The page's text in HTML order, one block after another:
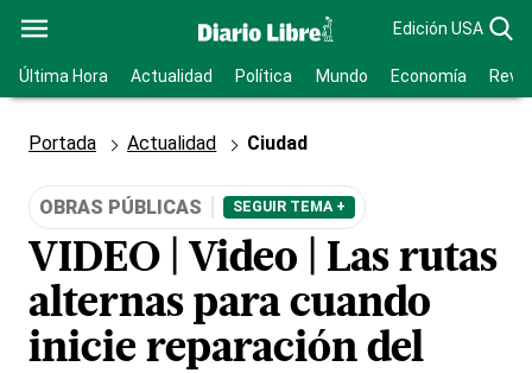
Edición USA
Última Hora Actualidad Política Mundo Economía
Portada Actualidad Ciudad
OBRAS PÚBLICAS SEGUIR TEMA +
VIDEO | Video | Las rutas
alternas para cuando
inicie reparación del